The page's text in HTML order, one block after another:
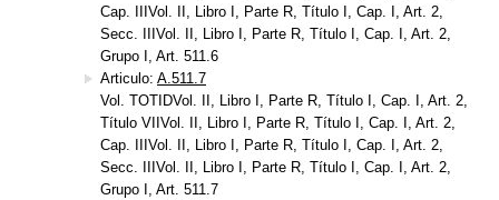
Cap. IIIVol. II, Libro I, Parte R, Título I, Cap. I, Art. 2,
Secc. IIIVol. II, Libro I, Parte R, Título I, Cap. I, Art. 2,
Grupo I, Art. 511.6
Articulo: A.511.7
Vol. TOTIDVol. II, Libro I, Parte R, Título I, Cap. I, Art. 2,
Título VIIVol. II, Libro I, Parte R, Título I, Cap. I, Art. 2,
Cap. IIIVol. II, Libro I, Parte R, Título I, Cap. I, Art. 2,
Secc. IIIVol. II, Libro I, Parte R, Título I, Cap. I, Art. 2,
Grupo I, Art. 511.7